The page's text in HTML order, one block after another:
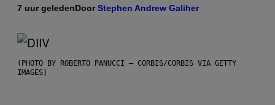
7 uur geledenDoorStephen Andrew Galiher
(PHOTO BY ROBERTO PANUCCI – CORBIS/CORBIS VIA GETTY
IMAGES)